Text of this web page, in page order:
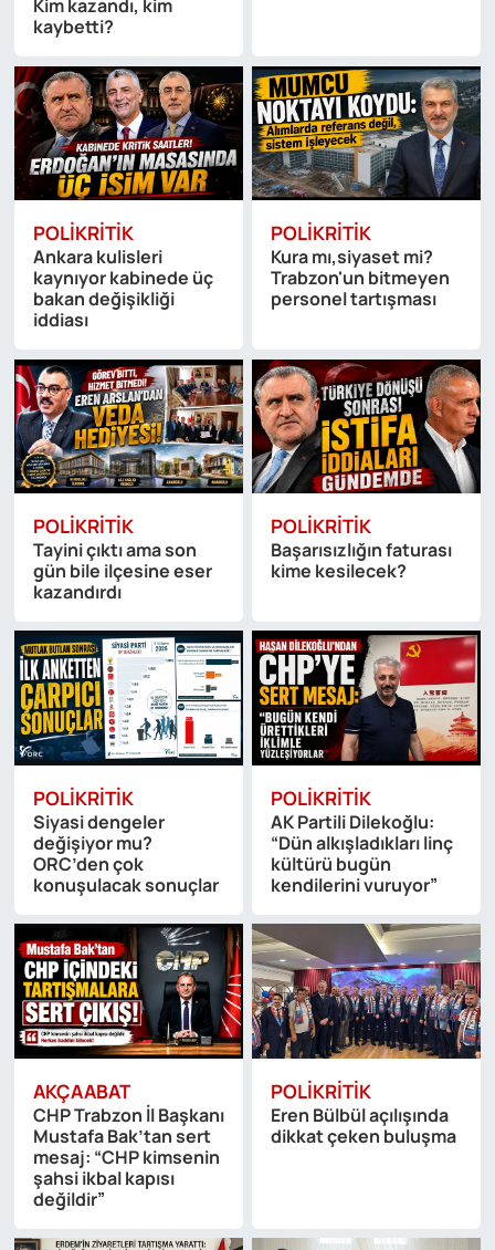
Kim kazandı, kim
kaybetti?
POLIKRITIK
Ankara kulisleri
kaynıyor kabinede üç
bakan değişikliği
iddiası
POLIKRITIK
Kura mı,siyaset mi?
Trabzon'un bitmeyen
personel tartışması
POLIKRITIK
Tayini çıktı ama son
gün bile ilçesine eser
kazandırdı
POLIKRITIK
Başarısızlığın faturası
kime kesilecek?
POLIKRITIK
Siyasi dengeler
değişiyor mu?
ORC’den çok
konuşulacak sonuçlar
POLIKRITIK
AK Partili Dilekoğlu:
“Dün alkışladıkları linç
kültürü bugün
kendilerini vuruyor”
AKÇAABAT
CHP Trabzon İl Başkanı
Mustafa Bak’tan sert
mesaj: “CHP kimsenin
şahsi ikbal kapısı
değildir”
POLIKRITIK
Eren Bülbül açılışında
dikkat çeken buluşma